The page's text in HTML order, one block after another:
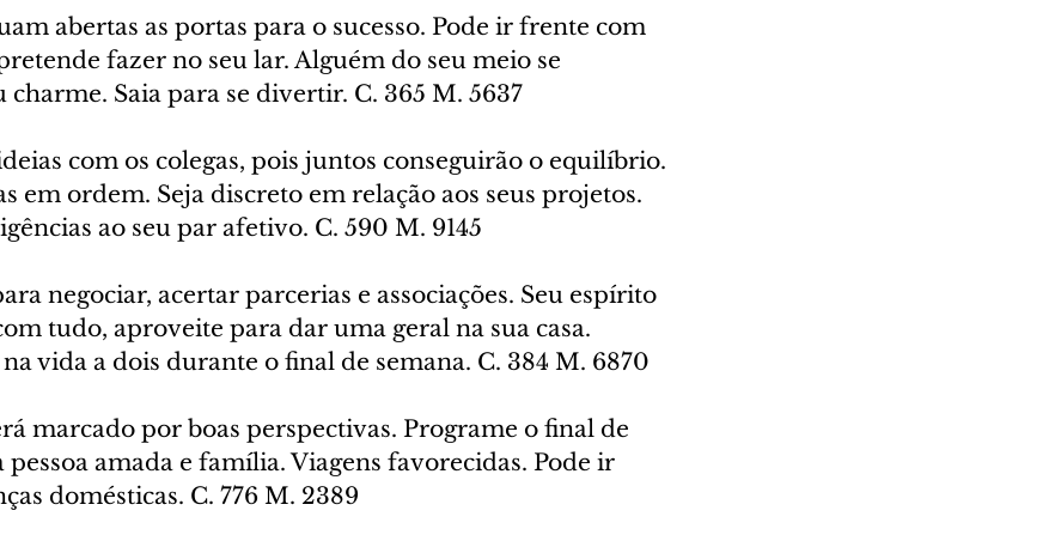
abertas as portas para o sucesso. Pode ir frente com
fazer no seu lar. Alguém do seu meio se
charme. Saia para se divertir. C. 365 M. 5637
com os colegas, pois juntos conseguirão o equilíbrio.
em ordem. Seja discreto em relação aos seus projetos.
ao seu par afetivo. C. 590 M. 9145
negociar, acertar parcerias e associações. Seu espírito
tudo, aproveite para dar uma geral na sua casa.
vida a dois durante o final de semana. C. 384 M. 6870
marcado por boas perspectivas. Programe o final de
pessoa amada e família. Viagens favorecidas. Pode ir
domésticas. C. 776 M. 2389